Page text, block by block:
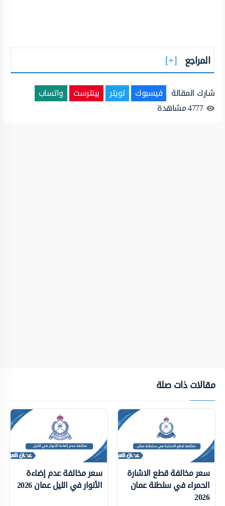
المراجع
شارك المقالة فيسبوك تويتر بينترست
واتساب
4777مشاهدة
مقالات ذات صلة
سعر مخالفة قطع الاشارة
الحمراء في سلطنة عمان
2026
سعر مخالفة عدم إضاءة
الأنوار في الليل عمان 2026